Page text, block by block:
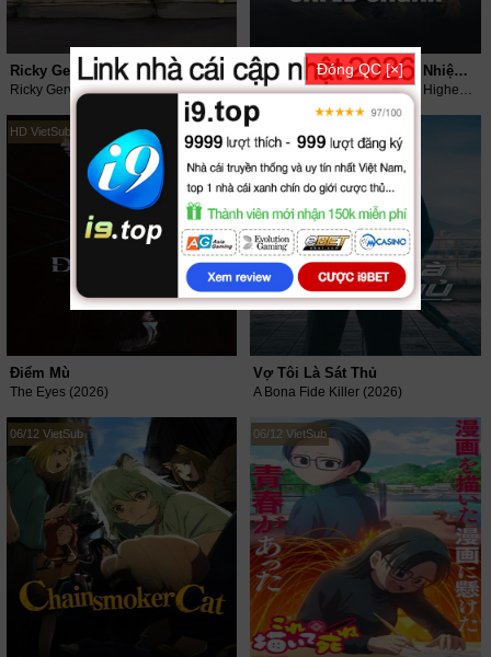
Ricky Gervais Mèo Hoang Đô Thị
Ricky Gervais Alley Cats (2026)
Chiến Dịch Safed Sagar: Nhiệm Vụ Siêu Cao Của Không Quân
Operation Safed Sagar: The Highest Air Force Mission (2026)
HD VietSub
Điểm Mù
The Eyes (2026)
Vợ Tôi Là Sát Thủ
A Bona Fide Killer (2026)
06/12 VietSub 06/12 VietSub
Đóng QC [×]